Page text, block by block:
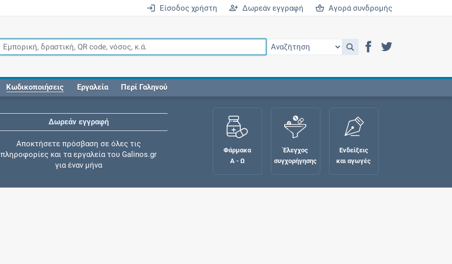
Είσοδος χρήστη Δωρεάν εγγραφή Αγορά συνδρομής
Κωδικοποιήσεις Εργαλεία Περί Γαληνού
Δωρεάν εγγραφή
Αποκτήσετε πρόσβαση σε όλες τις
πληροφορίες και τα εργαλεία του Galinos.gr
για έναν μήνα
Φάρμακα
Α - Ω
Έλεγχος
συγχορήγησης
Ενδείξεις
και αγωγές